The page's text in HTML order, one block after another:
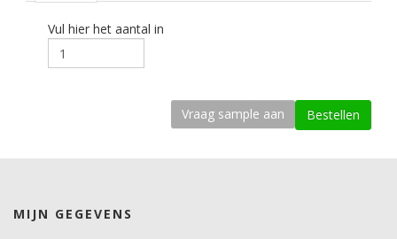
Materiaaltype
vlak, licht gebogen.
Vul hier het aantal in
MIJN GEGEVENS